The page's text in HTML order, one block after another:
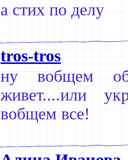
а стих по делу
tros-tros
ну вобщем
живет....или
вобщем все!